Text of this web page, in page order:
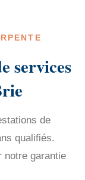
services
de
qualifiés.
notre garantie